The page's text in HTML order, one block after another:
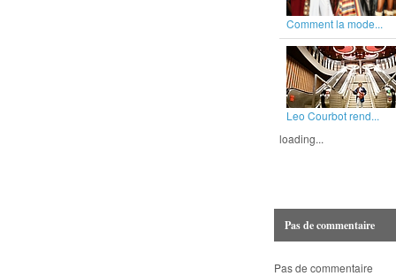
Comment la mode...
Leo Courbot rend...
loading...
Pas de commentaire
Pas de commentaire